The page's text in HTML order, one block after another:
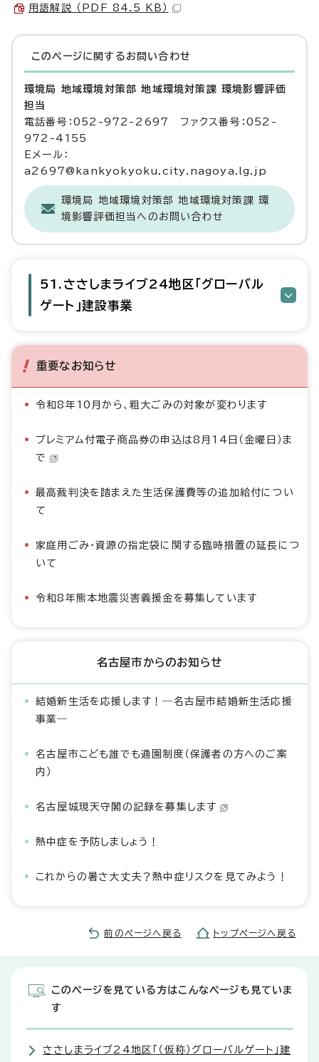
用語解説 （PDF 84.5 KB）
このページに関する お問い合わせ
環境局 地域環境対策部 地域環境対策課 環境影響評価
担当
電話番号：052-972-2697 ファクス番号：052-
972-4155
Eメール：
a2697@kankyokyoku.city.nagoya.lg.jp
環境局 地域環境対策部 地域環境対策課 環
境影響評価担当へのお問い合わせ
51.ささしまライブ24地区「グローバル
ゲート」建設事業
重要なお知らせ
令和8年10月から、粗大ごみの対象が変わります
プレミアム付電子商品券の申込は8月14日（金曜日）ま
で
最高裁判決を踏まえた生活保護費等の追加給付につい
て
家庭用ごみ・資源の指定袋に関する臨時措置の延長につ
いて
令和8年熊本地震災害義援金を募集しています
名古屋市からのお知らせ
結婚新生活を応援します！―名古屋市結婚新生活応援
事業―
名古屋市こども誰でも通園制度（保護者の方へのご案
内）
名古屋城現天守閣の記録を募集します
熱中症を予防しましょう！
これからの暑さ大丈夫？熱中症リスクを見てみよう！
前のページへ戻る トップページへ戻る
このページを見ている方はこんなページも見ていま
す
ささしまライブ24地区「（仮称）グローバルゲート」建